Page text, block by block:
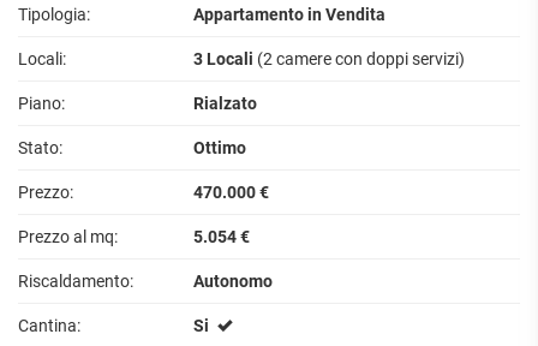
Tipologia: Appartamento in Vendita
Locali: 3 Locali (2 camere con doppi servizi)
Piano: Rialzato
Stato: Ottimo
Prezzo: 470.000 €
Prezzo al mq: 5.054 €
Riscaldamento: Autonomo
Cantina: Si